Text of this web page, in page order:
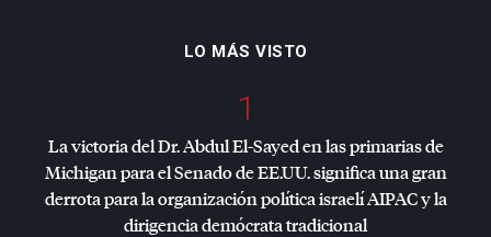
LO MÁS VISTO
1
La victoria del Dr. Abdul El-Sayed en las primarias de
Michigan para el Senado de EE.UU. significa una gran
derrota para la organización política israelíAIPACy la
dirigencia demócrata tradicional